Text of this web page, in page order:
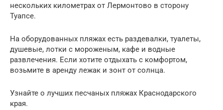
нескольких километрах от Лермонтово в сторону
Туапсе.
На оборудованных пляжах есть раздевалки, туалеты,
душевые, лотки с мороженым, кафе и водные
развлечения. Если хотите отдыхать с комфортом,
возьмите в аренду лежак и зонт от солнца.
Узнайте о лучших песчаных пляжах Краснодарского
края.